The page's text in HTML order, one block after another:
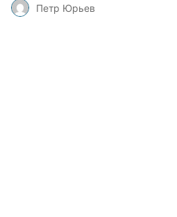
Петр Юрьев